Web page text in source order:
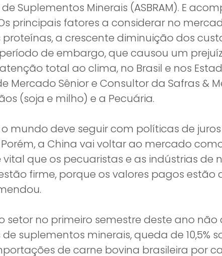
Suplementos Minerais (ASBRAM). E
principais fatores a considerar no
a crescente diminuição dos
de embargo, que causou um
total ao clima, no Brasil e nos
Mercado Sênior e Consultor da Safras &
(soja e milho) e a Pecuária.
mundo deve seguir com políticas de
a China vai voltar ao mercado
que os pecuaristas e as indústrias
firme, porque os valores pagos
setor no primeiro semestre deste ano
suplementos minerais, queda de
de carne bovina brasileira por